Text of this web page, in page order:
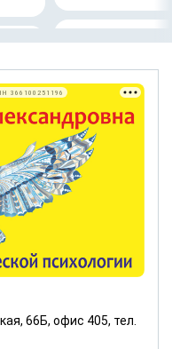
66Б, офис 405, тел.
366100251196